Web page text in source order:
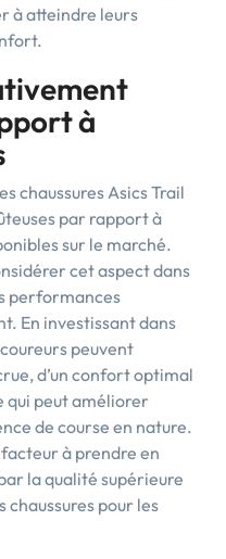
à atteindre leurs
à
chaussures Asics Trail
par rapport à
sur le marché.
cet aspect dans
performances
En investissant dans
peuvent
d’un confort optimal
qui peut améliorer
de course en nature.
à prendre en
la qualité supérieure
chaussures pour les